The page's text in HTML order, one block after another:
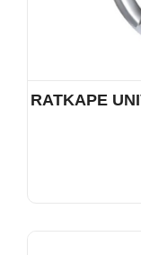
RATKAPE